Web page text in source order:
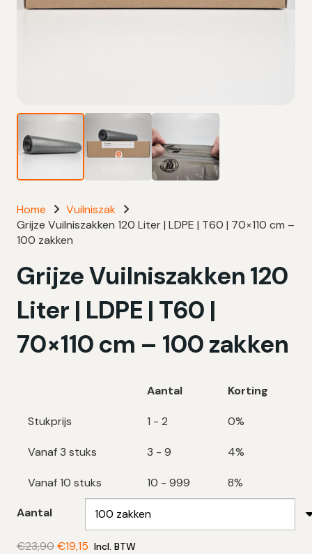
Home
Vuilniszak
Grijze Vuilniszakken 120 Liter | LDPE | T60 | 70×110 cm –
100 zakken
Grijze Vuilniszakken 120
Liter | LDPE | T60 |
70×110 cm – 100 zakken
Aantal Korting
Stukprijs 1 - 2 0%
Vanaf 3 stuks 3 - 9 4%
Vanaf 10 stuks 10 - 999 8%
Aantal
€23,90Oorspronkelijke
€19,15 Huidige
Incl. BTW